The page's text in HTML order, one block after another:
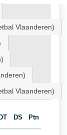
Vlaanderen)
Vlaanderen)
DT DS Ptn